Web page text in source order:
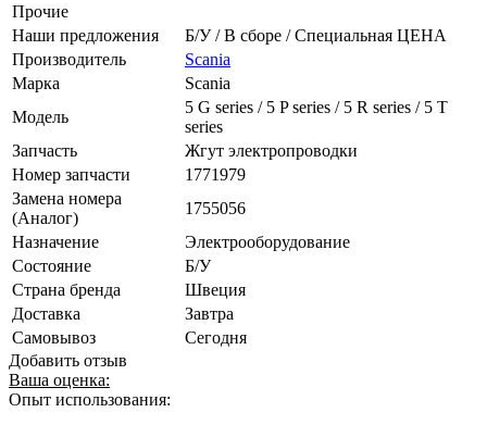
Прочие
Наши предложения
Б/У / В сборе / Специальная ЦЕНА
Производитель
Scania
Марка
Scania
Модель
5 G series / 5 P series / 5 R series / 5 T
series
Запчасть
Жгут электропроводки
Номер запчасти
1771979
Замена номера
(Аналог)
1755056
Назначение
Электрооборудование
Состояние
Б/У
Страна бренда
Швеция
Доставка
Завтра
Самовывоз
Сегодня
Добавить отзыв
Ваша оценка:
Опыт использования: